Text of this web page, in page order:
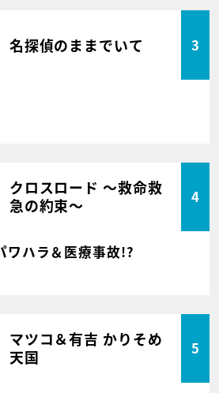
名探偵のままでいて 3
クロスロード ～救命救
急の約束～
4
ハラ＆医療事故!?
マツコ＆有吉 かりそめ
天国
5